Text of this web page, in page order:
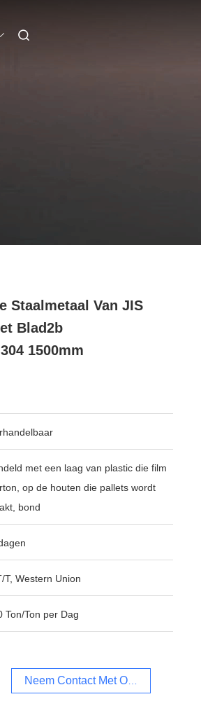
Staalmetaal Van JIS
Blad2b
1500mm
met een laag van plastic die film
op de houten die pallets wordt
bond
T, Western Union
Ton/Ton per Dag
Neem Contact Met Ons Op